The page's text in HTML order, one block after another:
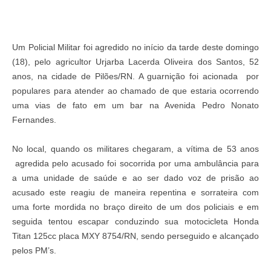
Um Policial Militar foi agredido no início da tarde deste domingo
(18), pelo agricultor Urjarba Lacerda Oliveira dos Santos, 52
anos, na cidade de Pilões/RN. A guarnição foi acionada por
populares para atender ao chamado de que estaria ocorrendo
uma vias de fato em um bar na Avenida Pedro Nonato
Fernandes.
No local, quando os militares chegaram, a vítima de 53 anos
agredida pelo acusado foi socorrida por uma ambulância para
a uma unidade de saúde e ao ser dado voz de prisão ao
acusado este reagiu de maneira repentina e sorrateira com
uma forte mordida no braço direito de um dos policiais e em
seguida tentou escapar conduzindo sua motocicleta Honda
Titan 125cc placa MXY 8754/RN, sendo perseguido e alcançado
pelos PM’s.